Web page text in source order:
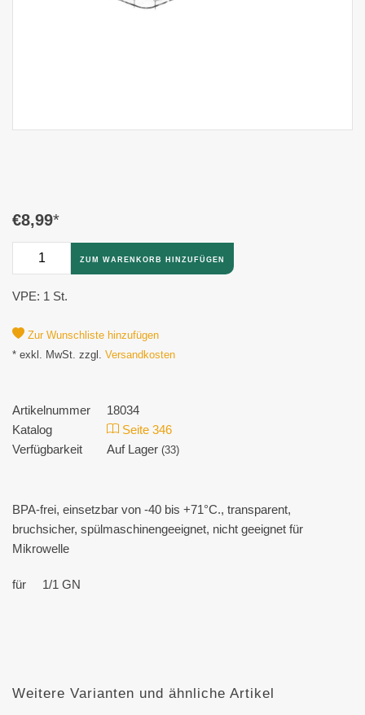
€8,99*
ZUM WARENKORB HINZUFÜGEN
VPE: 1 St.
Zur Wunschliste hinzufügen
* exkl. MwSt. zzgl. Versandkosten
Artikelnummer
18034
Katalog
Seite 346
Verfügbarkeit
Auf Lager (33)
BPA-frei, einsetzbar von -40 bis +71°C., transparent,
bruchsicher, spülmaschinengeeignet, nicht geeignet für
Mikrowelle
für 1/1 GN
Weitere Varianten und ähnliche Artikel